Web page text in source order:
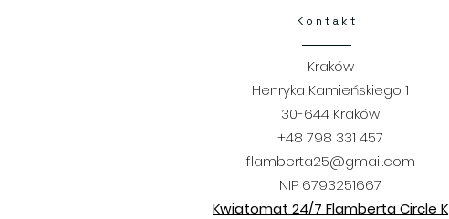
Kontakt
Kraków
Henryka Kamieńskiego 1
30-644 Kraków
+48 798 331 457
flamberta25@gmail.com
NIP 6793251667
Kwiatomat 24/7 Flamberta Circle K